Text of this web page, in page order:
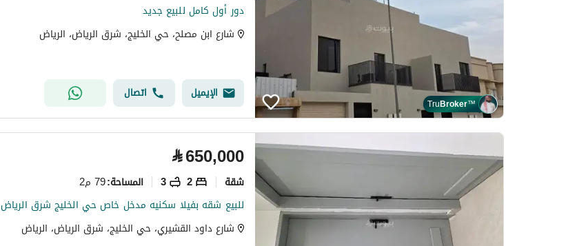
TruBroker™
دور أول كامل للبيع جديد
شارع ابن مصلح، حي الخليج، شرق الرياض، الرياض
الإيميل اتصال
⃁650,000
شقة 2
3 المساحة:79 م2
للبيع شقه بفيلا سكنيه مدخل خاص حي الخليج شرق الرياض
شارع داود القشيري، حي الخليج، شرق الرياض، الرياض